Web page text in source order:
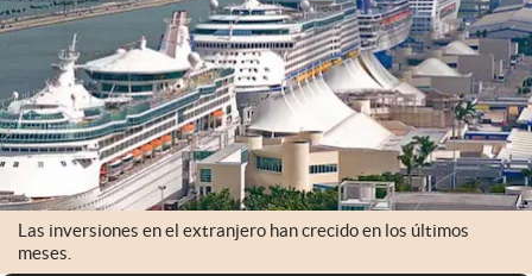
Las inversiones en el extranjero han crecido en los últimos
meses.